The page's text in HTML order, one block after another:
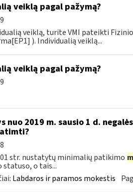
veiklą pagal pažymą?
veiklą, turite VMI pateikti
). Individualią veiklą...
veiklą pagal pažymą?
nuo 2019 m. sausio 1 d.
str. nustatytų minimalių patikimo
statuso, o tais...
Labdaros ir paramos mokestis